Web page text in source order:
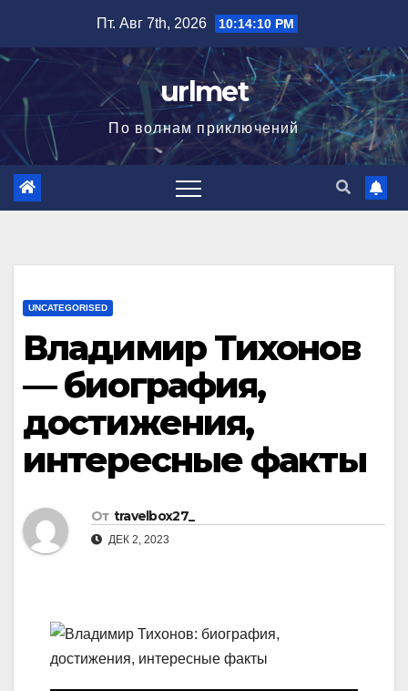
содержимому
Пт. Авг 7th, 2026 10:14:11 PM
urlmet
По волнам приключений
UNCATEGORISED
Владимир Тихонов
— биография,
достижения,
интересные факты
От travelbox27_
ДЕК 2, 2023